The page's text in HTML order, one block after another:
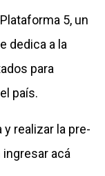
5, un
dedica a la
para
país.
realizar la pre-
ingresar acá